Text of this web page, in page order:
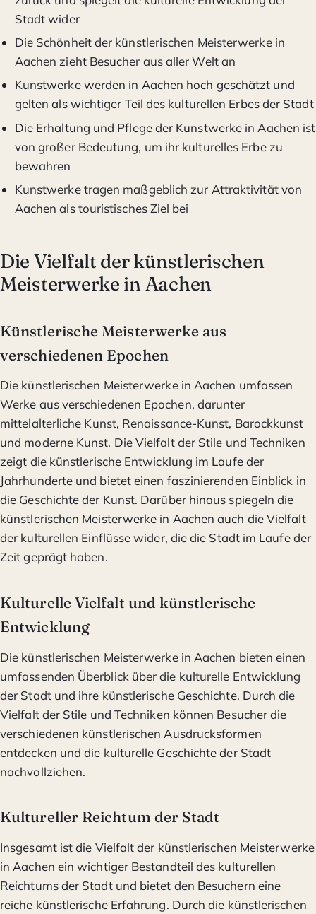
Stadt wider
Die Schönheit der künstlerischen Meisterwerke in
Aachen zieht Besucher aus aller Welt an
Kunstwerke werden in Aachen hoch geschätzt und
gelten als wichtiger Teil des kulturellen Erbes der Stadt
Die Erhaltung und Pflege der Kunstwerke in Aachen ist
von großer Bedeutung, um ihr kulturelles Erbe zu
bewahren
Kunstwerke tragen maßgeblich zur Attraktivität von
Aachen als touristisches Ziel bei
Die Vielfalt der künstlerischen
Meisterwerke in Aachen
Künstlerische Meisterwerke aus
verschiedenen Epochen
Die künstlerischen Meisterwerke in Aachen umfassen
Werke aus verschiedenen Epochen, darunter
mittelalterliche Kunst, Renaissance-Kunst, Barockkunst
und moderne Kunst. Die Vielfalt der Stile und Techniken
zeigt die künstlerische Entwicklung im Laufe der
Jahrhunderte und bietet einen faszinierenden Einblick in
die Geschichte der Kunst. Darüber hinaus spiegeln die
künstlerischen Meisterwerke in Aachen auch die Vielfalt
der kulturellen Einflüsse wider, die die Stadt im Laufe der
Zeit geprägt haben.
Kulturelle Vielfalt und künstlerische
Entwicklung
Die künstlerischen Meisterwerke in Aachen bieten einen
umfassenden Überblick über die kulturelle Entwicklung
der Stadt und ihre künstlerische Geschichte. Durch die
Vielfalt der Stile und Techniken können Besucher die
verschiedenen künstlerischen Ausdrucksformen
entdecken und die kulturelle Geschichte der Stadt
nachvollziehen.
Kultureller Reichtum der Stadt
Insgesamt ist die Vielfalt der künstlerischen Meisterwerke
in Aachen ein wichtiger Bestandteil des kulturellen
Reichtums der Stadt und bietet den Besuchern eine
reiche künstlerische Erfahrung. Durch die künstlerischen